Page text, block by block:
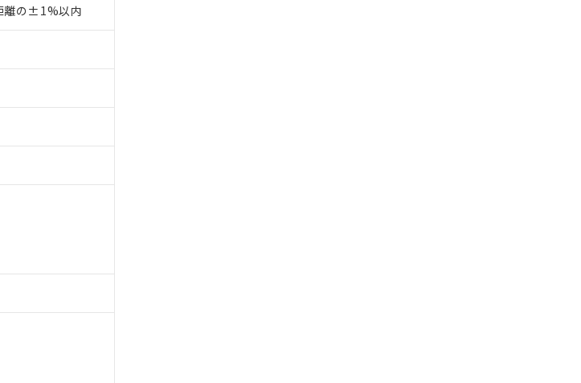
離の±1%以内
できます。
対応では、対応完了までの期間は出荷製品に未対応品が
りました。
ることから、特段のことがない限り、2022年1月12日よ